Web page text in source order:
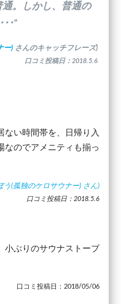
。しかし、普通の
･”
ー) さんのキャッチフレーズ)
口コミ投稿日：2018.5.6
ない時間帯を、日帰り入
なのでアメニティも揃っ
う(孤独のケロサウナー) さん)
口コミ投稿日：2018.5.6
小ぶりのサウナストーブ
口コミ投稿日：2018/05/06